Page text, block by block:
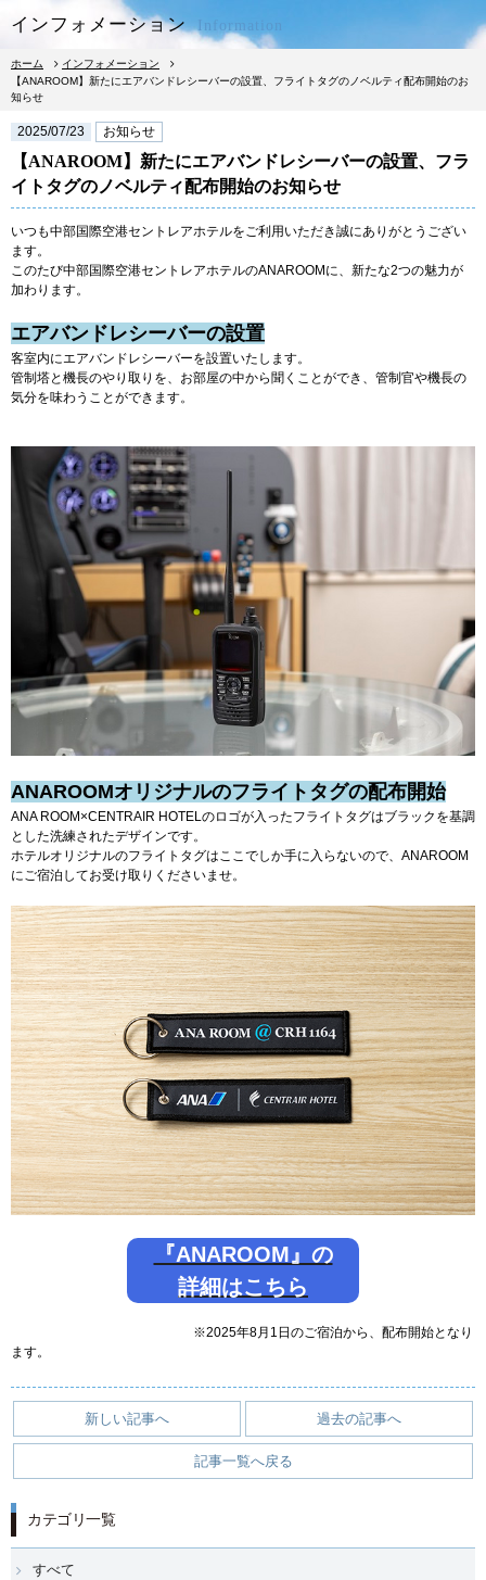
宿泊予約 レストラン予約
宿泊
朝食
館内
観光
アクセス
よくあるご質問
お問い合わせ
インフォメーション
採用情報
会社概要
プライバシーポリシー
ソーシャルメディアポリシー
インフォメーション Information
ホーム
インフォメーション
【ANAROOM】新たにエアバンドレシーバーの設置、フライトタグのノベルティ配布開始のお
知らせ
2025/07/23 お知らせ
【ANAROOM】新たにエアバンドレシーバーの設置、フラ
イトタグのノベルティ配布開始のお知らせ
いつも中部国際空港セントレアホテルをご利用いただき誠にありがとうござい
ます。
このたび中部国際空港セントレアホテルのANAROOMに、新たな2つの魅力が
加わります。
エアバンドレシーバーの設置
客室内にエアバンドレシーバーを設置いたします。
管制塔と機長のやり取りを、お部屋の中から聞くことができ、管制官や機長の
気分を味わうことができます。
ANAROOMオリジナルのフライトタグの配布開始
ANA ROOM×CENTRAIR HOTELのロゴが入ったフライトタグはブラックを基調
とした洗練されたデザインです。
ホテルオリジナルのフライトタグはここでしか手に入らないので、ANAROOM
にご宿泊してお受け取りくださいませ。
『ANAROOM』の
詳細はこちら
※2025年8月1日のご宿泊から、配布開始となり
ます。
新しい記事へ
記事一覧へ戻る
過去の記事へ
カテゴリ一覧
すべて